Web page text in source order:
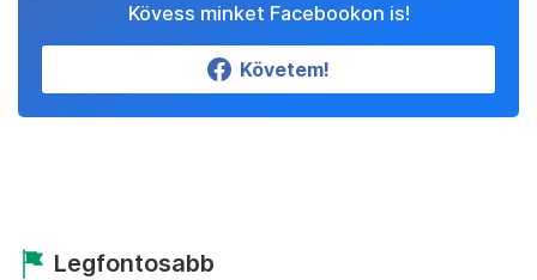
Kövess minket Facebookon is!
Követem!
Legfontosabb